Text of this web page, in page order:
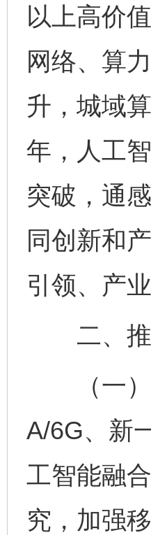
以上高价
网络、算
升，城域
年，人工
突破，通
同创新和
引领、产
二、推
（一）
A/6G、新
工智能融
究，加强